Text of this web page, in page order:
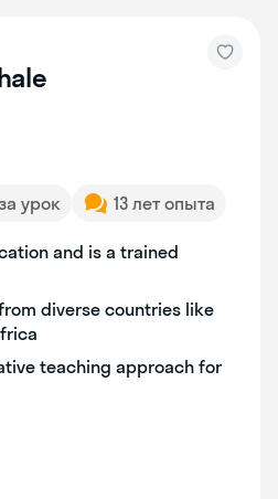
урок 13 лет опыта
and is a trained
diverse countries like
teaching approach for